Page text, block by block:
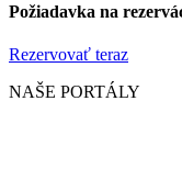
Požiadavka na
Rezervovať teraz
NAŠE PORTÁLY